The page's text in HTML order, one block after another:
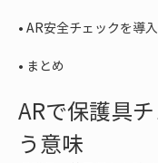
•
• まとめ
ARで保護具
う意味